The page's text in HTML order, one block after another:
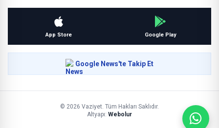
App Store Google Play
Google News'te Takip Et
© 2026 Vaziyet. Tüm Hakları Saklıdır.
Altyapı: Webolur